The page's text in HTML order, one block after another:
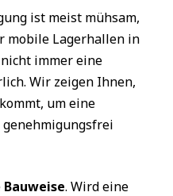
ist meist mühsam,
mobile Lagerhallen in
immer eine
Wir zeigen Ihnen,
um eine
Bauweise. Wird eine